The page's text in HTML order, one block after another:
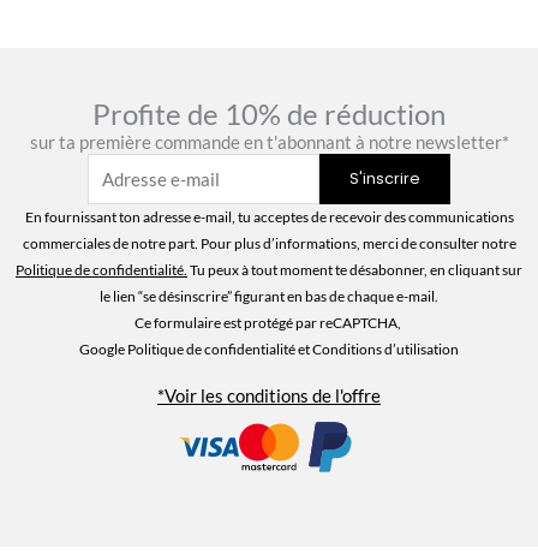
Profite de 10% de réduction
sur ta première commande en t'abonnant à notre newsletter*
En fournissant ton adresse e-mail, tu acceptes de recevoir des communications
commerciales de notre part. Pour plus d’informations, merci de consulter notre
Politique de confidentialité. Tu peux à tout moment te désabonner, en cliquant sur
le lien “se désinscrire” figurant en bas de chaque e-mail.
Ce formulaire est protégé par reCAPTCHA,
Google Politique de confidentialitéet Conditions d’utilisation
*Voir les conditions de l'offre